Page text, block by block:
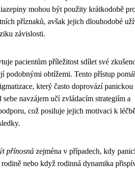
mohou být použity krátkodobě
příznaků, avšak jejich dlouhodobé
závislosti.
pacientům příležitost sdílet své
podobnými obtížemi. Tento přístup
který často doprovází panickou
navzájem učí zvládacím strategiím a
což posiluje jejich motivaci k
přínosná zejména v případech, kdy
nebo když rodinná dynamika